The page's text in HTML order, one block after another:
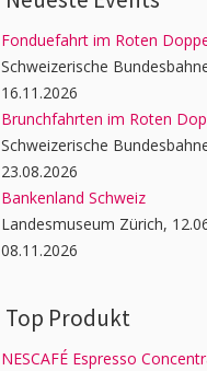
Fonduefahrt im Roten
Schweizerische
16.11.2026
Brunchfahrten im Roten
Schweizerische
23.08.2026
Bankenland Schweiz
Landesmuseum Zürich,
08.11.2026
Top Produkt
NESCAFÉ Espresso